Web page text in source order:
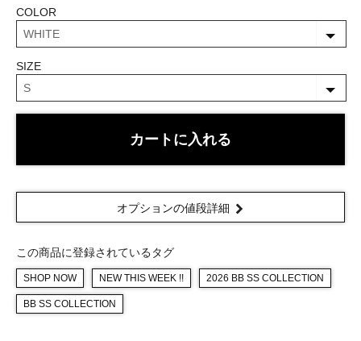
COLOR
SIZE
カートに入れる
オプションの値段詳細
この商品に登録されているタグ
SHOP NOW NEW THIS WEEK !! 2026 BB SS COLLECTION
BB SS COLLECTION